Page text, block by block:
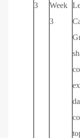
3
Week
3
C